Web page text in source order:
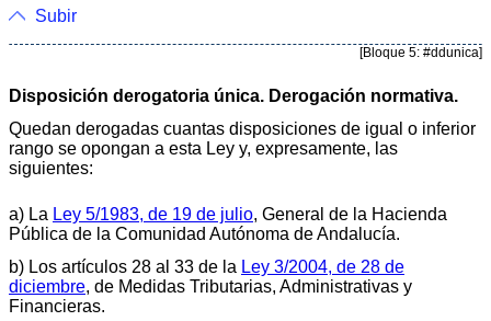
Subir
[Bloque 5: #ddunica]
Disposición derogatoria única. Derogación normativa.
Quedan derogadas cuantas disposiciones de igual o inferior
rango se opongan a esta Ley y, expresamente, las
siguientes:
a) La Ley 5/1983, de 19 de julio, General de la Hacienda
Pública de la Comunidad Autónoma de Andalucía.
b) Los artículos 28 al 33 de la Ley 3/2004, de 28 de
diciembre, de Medidas Tributarias, Administrativas y
Financieras.